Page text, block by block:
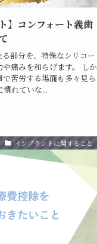
】コンフォート義歯
部分を、特殊なシリコー
痛みを和らげます。 しか
苦労する場面も多々見ら
れていな...
インプラントに関すること